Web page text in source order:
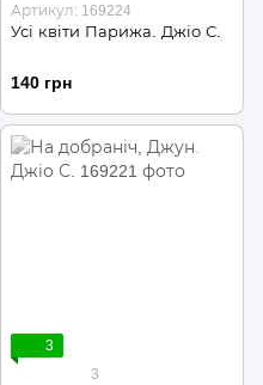
Артикул: 169224
Усі квіти Парижа. Джіо С.
140 грн
3
3